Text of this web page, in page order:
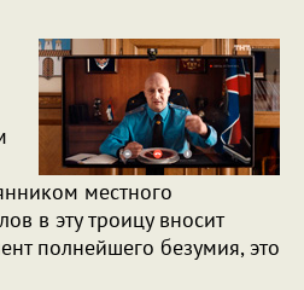
местного
в эту троицу вносит
полнейшего безумия, это